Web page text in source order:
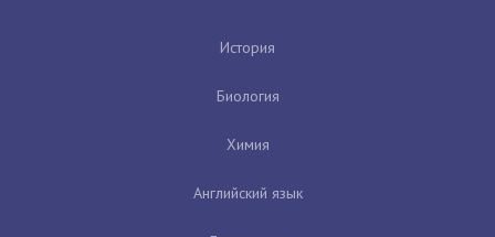
История
Биология
Химия
Английский язык